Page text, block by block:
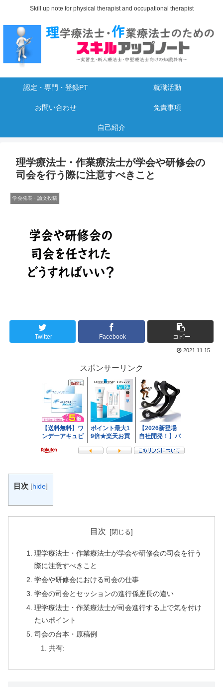
Skill up note for physical therapist and occupational therapist
認定・専門・登録PT 就職活動
お問い合わせ 免責事項
自己紹介
理学療法士・作業療法士が学会や研修会の
司会を行う際に注意すべきこと
学会発表・論文投稿
Twitter Facebook コピー
2021.11.15
スポンサーリンク
目次 [hide]
目次
理学療法士・作業療法士が学会や研修会の司会を行う
際に注意すべきこと
学会や研修会における司会の仕事
学会の司会とセッションの進行係座長の違い
理学療法士・作業療法士が司会進行する上で気を付け
たいポイント
司会の台本・原稿例
共有: